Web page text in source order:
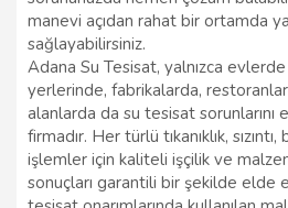
manevi açıdan rahat bir ortamda
sağlayabilirsiniz.
Adana Su Tesisat, yalnızca
yerlerinde, fabrikalarda,
alanlarda da su tesisat sorunlarını
firmadır. Her türlü tıkanıklık,
işlemler için kaliteli işçilik ve
sonuçları garantili bir şekilde elde